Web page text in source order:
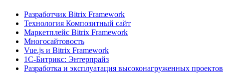
Разработчик Bitrix Framework
Технология Композитный сайт
Маркетплейс Bitrix Framework
Многосайтовость
Vue.js и Bitrix Framework
1С-Битрикс: Энтерпрайз
Разработка и эксплуатация высоконагруженных проектов